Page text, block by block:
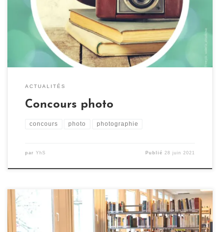
gratuit, ouvert aux photographes amateurs et
professionnels. Comment participer ? Prenez
connaissance du règlement en cliquant ici. Réalisez
votre plus belle photo ! […]
ACTUALITÉS
Concours photo
concours photo photographie
par YhS Publié28 juin 2021
RÉOUVERTURE DU KDSK Après cette longue période de